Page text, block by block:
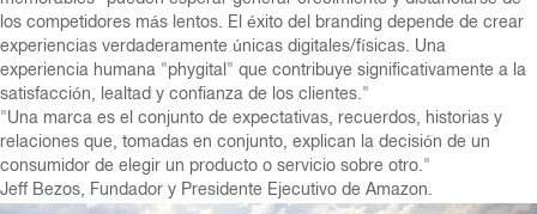
los competidores más lentos. El éxito del branding depende de crear
experiencias verdaderamente únicas digitales/físicas. Una
experiencia humana "phygital" que contribuye significativamente a la
satisfacción, lealtad y confianza de los clientes."
"Una marca es el conjunto de expectativas, recuerdos, historias y
relaciones que, tomadas en conjunto, explican la decisión de un
consumidor de elegir un producto o servicio sobre otro."
Jeff Bezos, Fundador y Presidente Ejecutivo de Amazon.